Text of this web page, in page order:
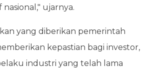
ujarnya.
yang diberikan pemerintah
kepastian bagi investor,
industri yang telah lama